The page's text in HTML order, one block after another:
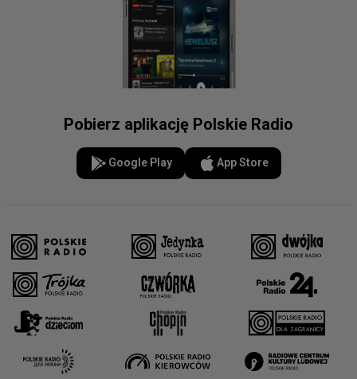
Pobierz aplikację Polskie Radio
Google Play App Store